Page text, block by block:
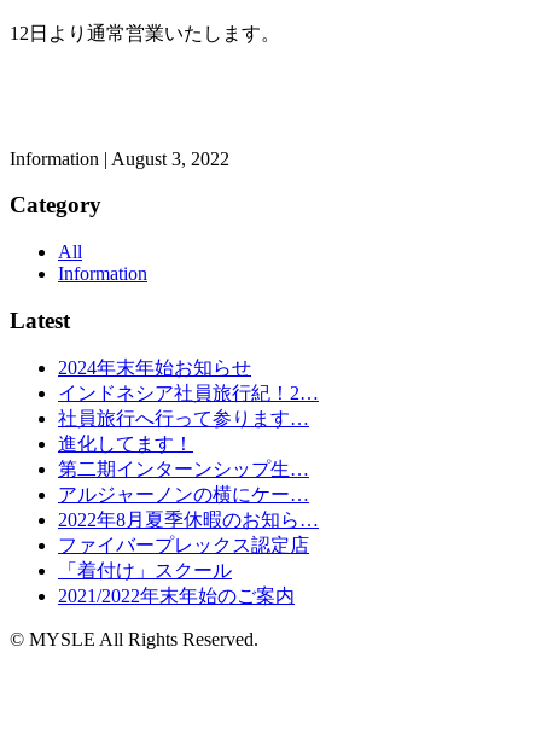
12日より通常営業いたします。
Information | August 3, 2022
Category
All
Information
Latest
2024年末年始お知らせ
インドネシア社員旅行紀！2…
社員旅行へ行って参ります…
進化してます！
第二期インターンシップ生…
アルジャーノンの横にケー…
2022年8月夏季休暇のお知ら…
ファイバープレックス認定店
「着付け」スクール
2021/2022年末年始のご案内
© MYSLE All Rights Reserved.